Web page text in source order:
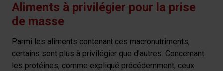
Aliments à privilégier pour la prise
de masse
Parmi les aliments contenant ces macronutriments,
certains sont plus à privilégier que d’autres. Concernant
les protéines, comme expliqué précédemment, ceux